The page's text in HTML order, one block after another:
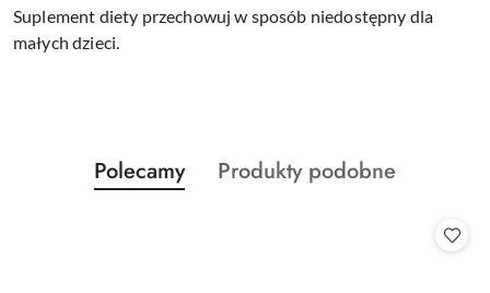
Suplement diety przechowuj w sposób niedostępny dla
małych dzieci.
Pomiń karuzelę produktów
Produkty
o
Polecamy
Produkty
Produkty podobne